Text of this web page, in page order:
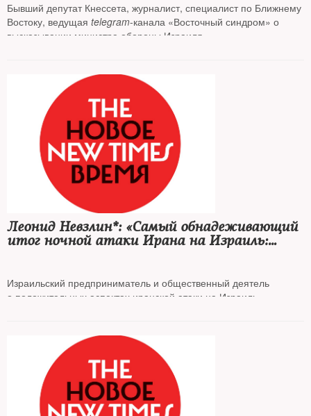
Бывший депутат Кнессета, журналист, специалист по Ближнему
Востоку, ведущая telegram-канала «Восточный синдром» о
высказывании министра обороны Израиля
Леонид Невзлин*: «Самый обнадеживающий
итог ночной атаки Ирана на Израиль:
Израильский предприниматель и общественный деятель
о положительных аспектах иранской атаки на Израиль